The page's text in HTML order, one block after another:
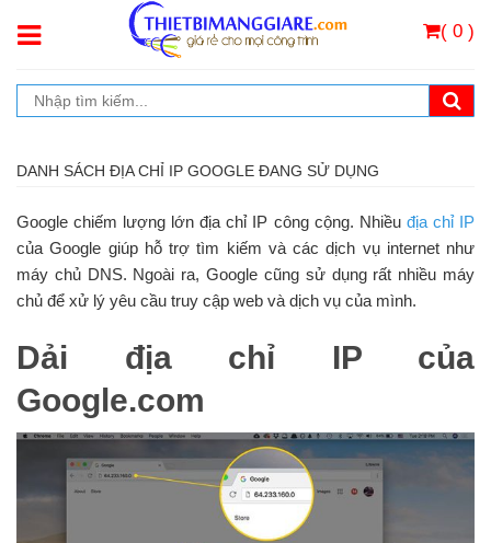
( 0 )
DANH SÁCH ĐỊA CHỈ IP GOOGLE ĐANG SỬ DỤNG
Google chiếm lượng lớn địa chỉ IP công cộng. Nhiều địa chỉ IP
của Google giúp hỗ trợ tìm kiếm và các dịch vụ internet như
máy chủ DNS. Ngoài ra, Google cũng sử dụng rất nhiều máy
chủ để xử lý yêu cầu truy cập web và dịch vụ của mình.
Dải địa chỉ IP của
Google.com